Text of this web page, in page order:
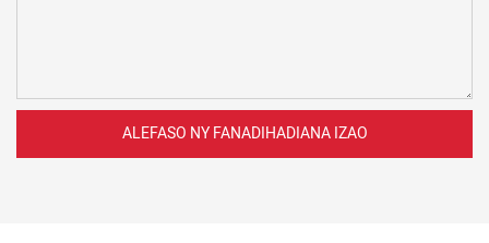
ALEFASO NY FANADIHADIANA IZAO